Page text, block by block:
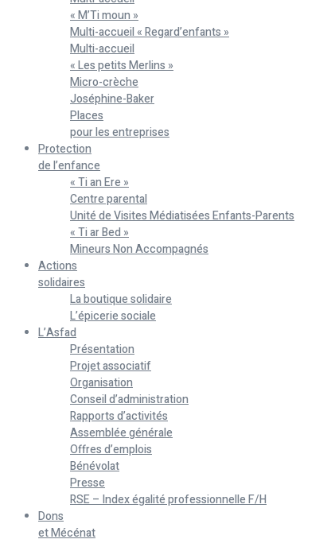
« M’Ti moun »
Multi-accueil « Regard’enfants »
Multi-accueil
« Les petits Merlins »
Micro-crèche
Joséphine-Baker
Places
pour les entreprises
Protection
de l’enfance
« Ti an Ere »
Centre parental
Unité de Visites Médiatisées Enfants-Parents
« Ti ar Bed »
Mineurs Non Accompagnés
Actions
solidaires
La boutique solidaire
L’épicerie sociale
L’Asfad
Présentation
Projet associatif
Organisation
Conseil d’administration
Rapports d’activités
Assemblée générale
Offres d’emplois
Bénévolat
Presse
RSE – Index égalité professionnelle F/H
Dons
et Mécénat